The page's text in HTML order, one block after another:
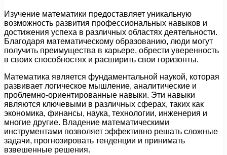
Изучение математики предоставляет уникальную
возможность развития профессиональных навыков и
достижения успеха в различных областях деятельности.
Благодаря математическому образованию, люди могут
получить преимущества в карьере, обрести уверенность
в своих способностях и расширить свои горизонты.
Математика является фундаментальной наукой, которая
развивает логическое мышление, аналитические и
проблемно-ориентированные навыки. Эти навыки
являются ключевыми в различных сферах, таких как
экономика, финансы, наука, технологии, инженерия и
многие другие. Владение математическими
инструментами позволяет эффективно решать сложные
задачи, прогнозировать тенденции и принимать
взвешенные решения.